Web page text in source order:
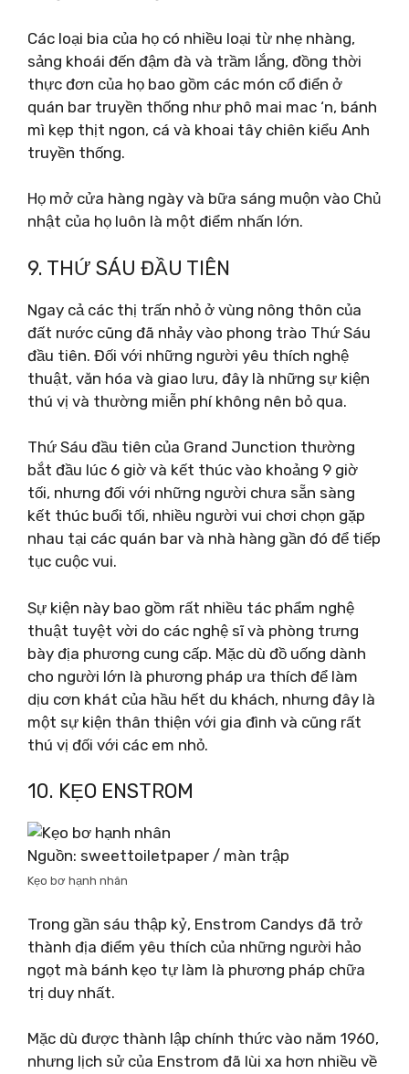
Các loại bia của họ có nhiều loại từ nhẹ nhàng,
sảng khoái đến đậm đà và trầm lắng, đồng thời
thực đơn của họ bao gồm các món cổ điển ở
quán bar truyền thống như phô mai mac ‘n, bánh
mì kẹp thịt ngon, cá và khoai tây chiên kiểu Anh
truyền thống.
Họ mở cửa hàng ngày và bữa sáng muộn vào Chủ
nhật của họ luôn là một điểm nhấn lớn.
9. THỨ SÁU ĐẦU TIÊN
Ngay cả các thị trấn nhỏ ở vùng nông thôn của
đất nước cũng đã nhảy vào phong trào Thứ Sáu
đầu tiên. Đối với những người yêu thích nghệ
thuật, văn hóa và giao lưu, đây là những sự kiện
thú vị và thường miễn phí không nên bỏ qua.
Thứ Sáu đầu tiên của Grand Junction thường
bắt đầu lúc 6 giờ và kết thúc vào khoảng 9 giờ
tối, nhưng đối với những người chưa sẵn sàng
kết thúc buổi tối, nhiều người vui chơi chọn gặp
nhau tại các quán bar và nhà hàng gần đó để tiếp
tục cuộc vui.
Sự kiện này bao gồm rất nhiều tác phẩm nghệ
thuật tuyệt vời do các nghệ sĩ và phòng trưng
bày địa phương cung cấp. Mặc dù đồ uống dành
cho người lớn là phương pháp ưa thích để làm
dịu cơn khát của hầu hết du khách, nhưng đây là
một sự kiện thân thiện với gia đình và cũng rất
thú vị đối với các em nhỏ.
10. KẸO ENSTROM
Nguồn: sweettoiletpaper / màn trập
Kẹo bơ hạnh nhân
Trong gần sáu thập kỷ, Enstrom Candys đã trở
thành địa điểm yêu thích của những người hảo
ngọt mà bánh kẹo tự làm là phương pháp chữa
trị duy nhất.
Mặc dù được thành lập chính thức vào năm 1960,
nhưng lịch sử của Enstrom đã lùi xa hơn nhiều về